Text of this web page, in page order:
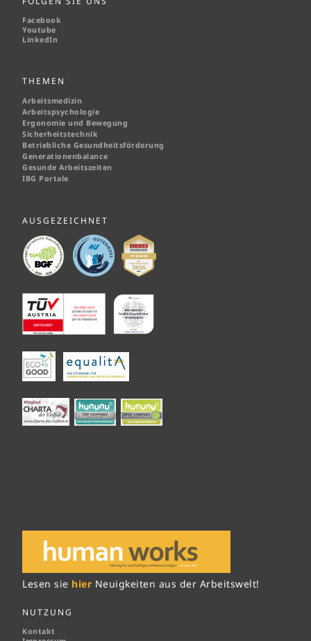
Facebook
Youtube
LinkedIn
THEMEN
Arbeitsmedizin
Arbeitspsychologie
Ergonomie und Bewegung
Sicherheitstechnik
Betriebliche Gesundheitsförderung
Generationenbalance
Gesunde Arbeitszeiten
IBG Portale
AUSGEZEICHNET
Lesen sie hier Neuigkeiten aus der Arbeitswelt!
NUTZUNG
Kontakt